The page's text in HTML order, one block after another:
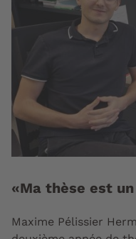
«Ma thèse est
Maxime Pélissier